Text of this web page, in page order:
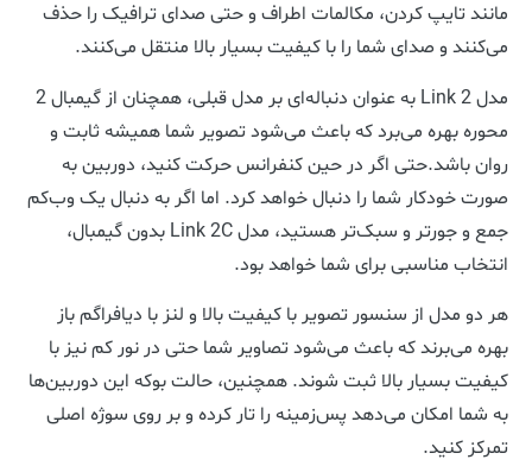
مانند تایپ کردن، مکالمات اطراف و حتی صدای ترافیک را حذف
می‌کنند و صدای شما را با کیفیت بسیار بالا منتقل می‌کنند.
مدل Link 2 به عنوان دنباله‌ای بر مدل قبلی، همچنان از گیمبال 2
محوره بهره می‌برد که باعث می‌شود تصویر شما همیشه ثابت و
روان باشد.حتی اگر در حین کنفرانس حرکت کنید، دوربین به
صورت خودکار شما را دنبال خواهد کرد. اما اگر به دنبال یک وب‌کم
جمع و جورتر و سبک‌تر هستید، مدل Link 2C بدون گیمبال،
انتخاب مناسبی برای شما خواهد بود.
هر دو مدل از سنسور تصویر با کیفیت بالا و لنز با دیافراگم باز
بهره می‌برند که باعث می‌شود تصاویر شما حتی در نور کم نیز با
کیفیت بسیار بالا ثبت شوند. همچنین، حالت بوکه این دوربین‌ها
به شما امکان می‌دهد پس‌زمینه را تار کرده و بر روی سوژه اصلی
تمرکز کنید.